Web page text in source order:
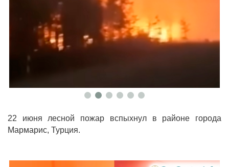
22 июня лесной пожар вспыхнул в районе города
Мармарис, Турция.